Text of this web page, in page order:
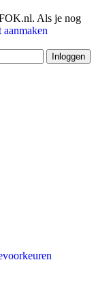
Als je nog